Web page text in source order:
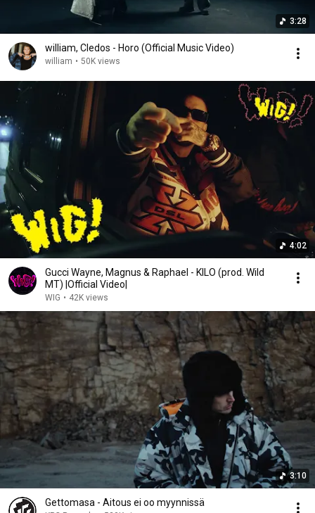
3:28
william, Cledos - Horo (Official Music Video)
william • 50K views
4:02
Gucci Wayne, Magnus & Raphael - KILO (prod. Wild
MT) |Official Video|
WIG • 42K views
3:10
Gettomasa - Aitous ei oo myynnissä